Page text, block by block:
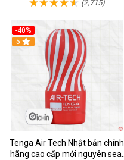
(2,715)
-40%
Hot
5
Tenga Air Tech Nhật bản chính
hãng cao cấp mới nguyên seal